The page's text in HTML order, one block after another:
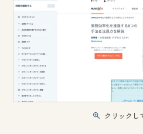
クリックし